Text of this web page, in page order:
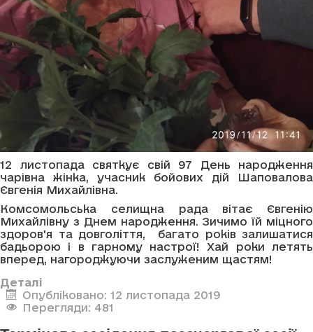
12 листопада святкує свій 97 День народження
чарівна жінка, учасник бойових дій Шаповалова
Євгенія Михайлівна.
Комсомольська селищна рада вітає Євгенію
Михайлівну з Днем народження. Зичимо їй міцного
здоров'я та довголіття, багато років залишатися
бадьорою і в гарному настрої! Хай роки летять
вперед, нагороджуючи заслуженим щастям!
Деталі
Опубліковано: 12 листопада 2019
Перегляди: 481